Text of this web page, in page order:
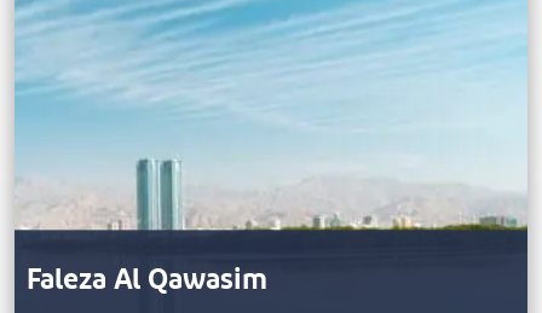
Faleza Al Qawasim